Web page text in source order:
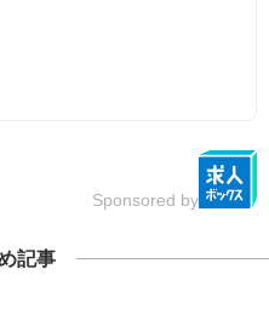
Sponsored by
記事